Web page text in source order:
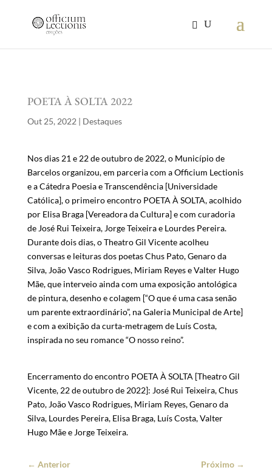
POETA À SOLTA 2022
Out 25, 2022 | Destaques
Nos dias 21 e 22 de outubro de 2022, o Município de
Barcelos organizou, em parceria com a Officium Lectionis
e a Cátedra Poesia e Transcendência [Universidade
Católica], o primeiro encontro POETA À SOLTA, acolhido
por Elisa Braga [Vereadora da Cultura] e com curadoria
de José Rui Teixeira, Jorge Teixeira e Lourdes Pereira.
Durante dois dias, o Theatro Gil Vicente acolheu
conversas e leituras dos poetas Chus Pato, Genaro da
Silva, João Vasco Rodrigues, Miriam Reyes e Valter Hugo
Mãe, que interveio ainda com uma exposição antológica
de pintura, desenho e colagem [“O que é uma casa senão
um parente extraordinário”, na Galeria Municipal de Arte]
e com a exibição da curta-metragem de Luís Costa,
inspirada no seu romance “O nosso reino”.
Encerramento do encontro POETA À SOLTA [Theatro Gil
Vicente, 22 de outubro de 2022]: José Rui Teixeira, Chus
Pato, João Vasco Rodrigues, Miriam Reyes, Genaro da
Silva, Lourdes Pereira, Elisa Braga, Luís Costa, Valter
Hugo Mãe e Jorge Teixeira.
← Anterior Próximo →